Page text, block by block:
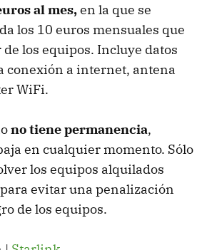
al mes,en la que se
los 10 euros mensuales que
los equipos. Incluye datos
conexión a internet, antena
WiFi.
no tiene permanencia,
en cualquier momento. Sólo
los equipos alquilados
evitar una penalización
de los equipos.